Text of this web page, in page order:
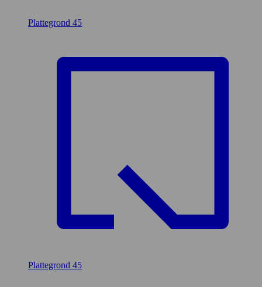
Plattegrond 45
Plattegrond 45